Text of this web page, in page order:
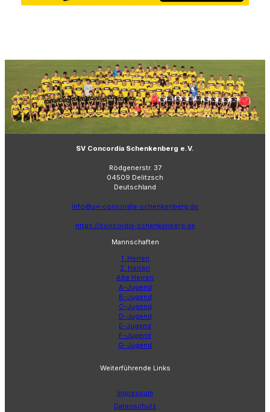
SV Concordia Schenkenberg e.V.
Rödgenerstr. 37
04509 Delitzsch
Deutschland
info@sv-concordia-schenkenberg.de
https://concordia-schenkenberg.de
Mannschaften
1. Herren
2. Herren
Alte Herren
A-Jugend
B-Jugend
C-Jugend
D-Jugend
E-Jugend
F-Jugend
G-Jugend
Weiterführende Links
Impressum
Datenschutz